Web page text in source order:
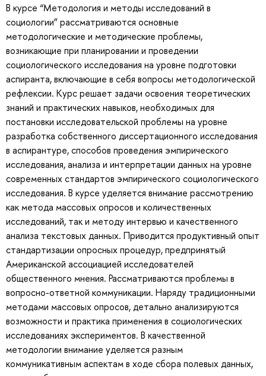
В курсе “Методология и методы исследований в
социологии” рассматриваются основные
методологические и методические проблемы,
возникающие при планировании и проведении
социологического исследования на уровне подготовки
аспиранта, включающие в себя вопросы методологической
рефлексии. Курс решает задачи освоения теоретических
знаний и практических навыков, необходимых для
постановки исследовательской проблемы на уровне
разработка собственного диссертационного исследования
в аспирантуре, способов проведения эмпирического
исследования, анализа и интерпретации данных на уровне
современных стандартов эмпирического социологического
исследования. В курсе уделяется внимание рассмотрению
как метода массовых опросов и количественных
исследований, так и методу интервью и качественного
анализа текстовых данных. Приводится продуктивный опыт
стандартизации опросных процедур, предпринятый
Американской ассоциацией исследователей
общественного мнения. Рассматриваются проблемы в
вопросно-ответной коммуникации. Наряду традиционными
методами массовых опросов, детально анализируются
возможности и практика применения в социологических
исследованиях экспериментов. В качественной
методологии внимание уделяется разным
коммуникативным аспектам в ходе сбора полевых данных,